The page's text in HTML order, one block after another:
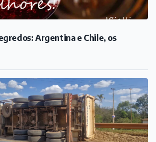
Argentina e Chile, os